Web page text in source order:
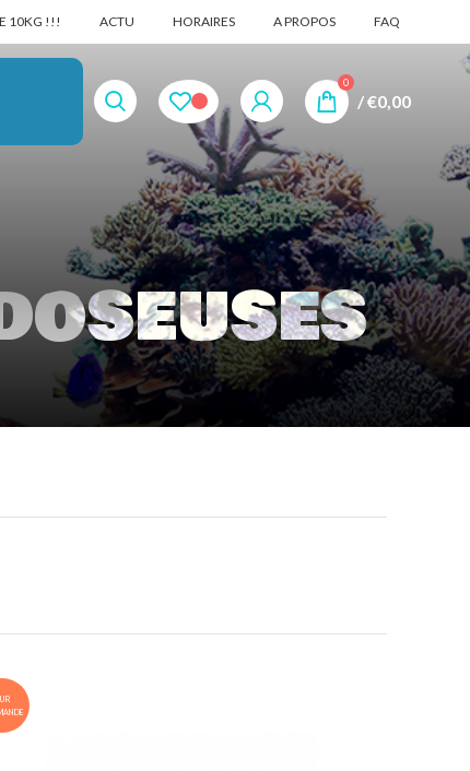
10KG !!! ACTU HORAIRES A PROPOS FAQ
0
/€0,00